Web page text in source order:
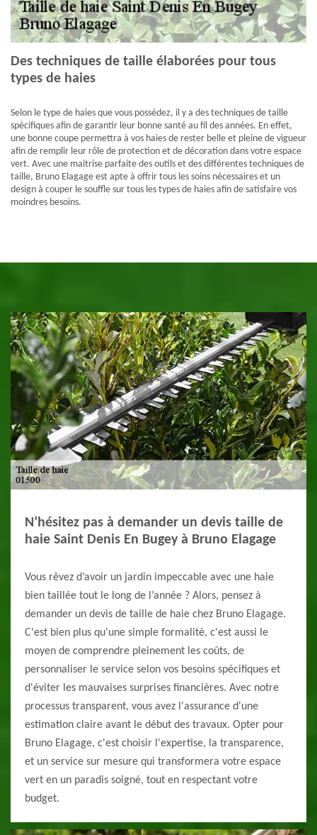
Des techniques de taille élaborées pour tous
types de haies
Selon le type de haies que vous possédez, il y a des techniques de taille
spécifiques afin de garantir leur bonne santé au fil des années. En effet,
une bonne coupe permettra à vos haies de rester belle et pleine de vigueur
afin de remplir leur rôle de protection et de décoration dans votre espace
vert. Avec une maitrise parfaite des outils et des différentes techniques de
taille, Bruno Elagage est apte à offrir tous les soins nécessaires et un
design à couper le souffle sur tous les types de haies afin de satisfaire vos
moindres besoins.
N’hésitez pas à demander un devis taille de
haie Saint Denis En Bugey à Bruno Elagage
Vous rêvez d’avoir un jardin impeccable avec une haie
bien taillée tout le long de l’année ? Alors, pensez à
demander un devis de taille de haie chez Bruno Elagage.
C'est bien plus qu'une simple formalité, c'est aussi le
moyen de comprendre pleinement les coûts, de
personnaliser le service selon vos besoins spécifiques et
d'éviter les mauvaises surprises financières. Avec notre
processus transparent, vous avez l'assurance d'une
estimation claire avant le début des travaux. Opter pour
Bruno Elagage, c'est choisir l'expertise, la transparence,
et un service sur mesure qui transformera votre espace
vert en un paradis soigné, tout en respectant votre
budget.